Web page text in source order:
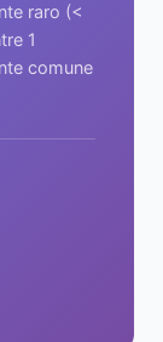
raro (<
1
comune